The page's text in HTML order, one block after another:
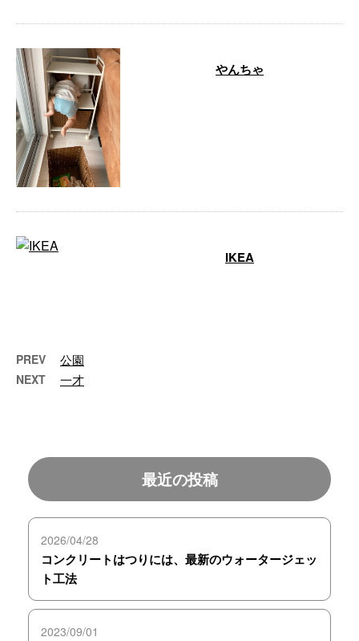
やんちゃ
IKEA
PREV 公園
NEXT 一才
最近の投稿
2026/04/28
コンクリートはつりには、最新のウォータージェッ
ト工法
2023/09/01